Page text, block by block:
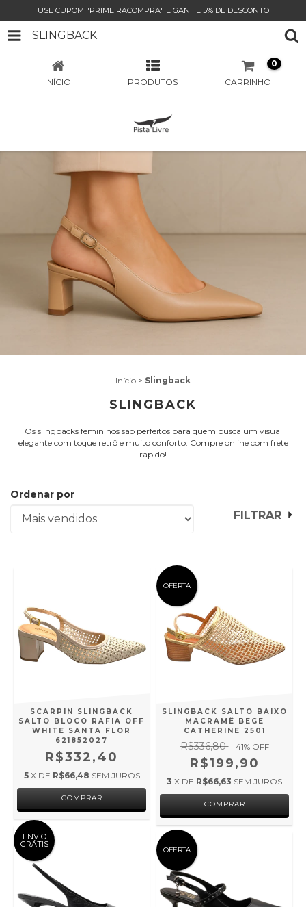
USE CUPOM "PRIMEIRACOMPRA" E GANHE 5% DE DESCONTO
SLINGBACK
INÍCIO PRODUTOS CARRINHO
0
Início > Slingback
SLINGBACK
Os slingbacks femininos são perfeitos para quem busca um visual
elegante com toque retrô e muito conforto. Compre online com frete
rápido!
Ordenar por
FILTRAR
SCARPIN SLINGBACK
SALTO BLOCO RAFIA OFF
WHITE SANTA FLOR
621852027
R$332,40
5 X DE R$66,48 SEM JUROS
COMPRAR
OFERTA
SLINGBACK SALTO BAIXO
MACRAMÊ BEGE
CATHERINE 2501
R$336,80 41% OFF
R$199,90
3 X DE R$66,63 SEM JUROS
COMPRAR
ENVIO
GRÁTIS
OFERTA